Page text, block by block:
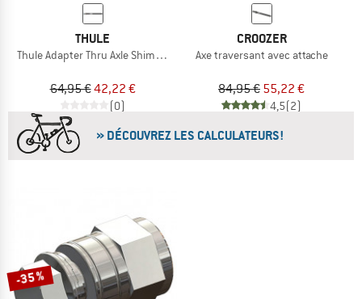
THULE
Thule Adapter Thru Axle Shimano
64,95 €42,22 €
(0)
CROOZER
Axe traversant avec attache
84,95 € 55,22 €
4,5(2)
» DÉCOUVREZ LES CALCULATEURS!
-35 %